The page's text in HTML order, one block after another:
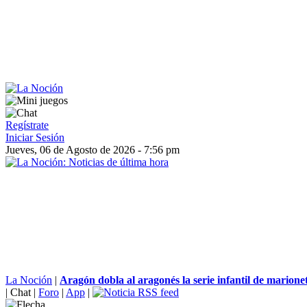
Regístrate
Iniciar Sesión
Jueves, 06 de Agosto de 2026 - 7:56 pm
La Noción | Aragón dobla al aragonés la serie infantil de
| Chat | Foro | App |